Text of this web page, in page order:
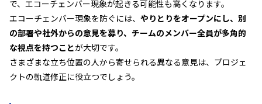
で、エコーチェンバー現象が起きる可能性も高くなります。
エコーチェンバー現象を防ぐには、 やりとりをオープンにし、別
の部署や社外からの意見を募り、チームのメンバー全員が多角的
な視点を持つことが大切です。
さまざまな立ち位置の人から寄せられる異なる意見は、プロジェ
クトの軌道修正に役立つでしょう。